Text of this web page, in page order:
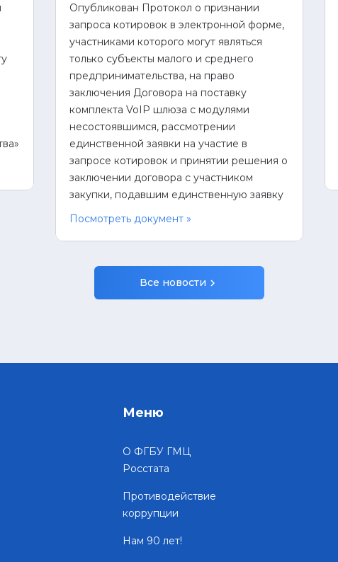
Опубликован Протокол о признании
запроса котировок в электронной форме,
участниками которого могут являться
только субъекты малого и среднего
предпринимательства, на право
заключения Договора на поставку
комплекта VoIP шлюза с модулями
несостоявшимся, рассмотрении
единственной заявки на участие в
запросе котировок и принятии решения о
заключении договора с участником
закупки, подавшим единственную заявку
Посмотреть документ »
Все новости chevron_right
Меню
О ФГБУ ГМЦ
Росстата
Противодействие
коррупции
Нам 90 лет!